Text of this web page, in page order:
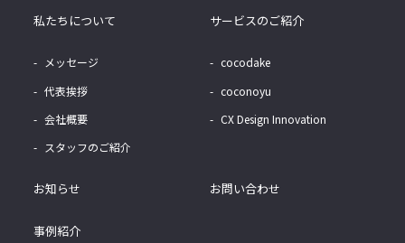
私たちについて
メッセージ
代表挨拶
会社概要
スタッフのご紹介
サービスのご紹介
cocodake
coconoyu
CX Design Innovation
お知らせ
事例紹介
お問い合わせ